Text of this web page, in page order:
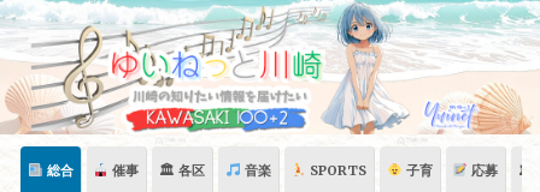
Skip
content
総合 催事 🏛 各区 音楽 SPORTS 子育 応募 🏛